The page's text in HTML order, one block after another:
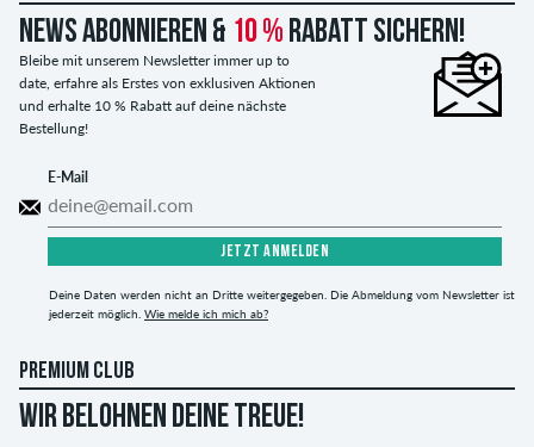
News abonnieren & 10 % Rabatt sichern!
Bleibe mit unserem Newsletter immer up to
date, erfahre als Erstes von exklusiven Aktionen
und erhalte 10 % Rabatt auf deine nächste
Bestellung!
E-Mail
JETZT ANMELDEN
Deine Daten werden nicht an Dritte weitergegeben. Die Abmeldung vom Newsletter ist
jederzeit möglich. Wie melde ich mich ab?
PREMIUM CLUB
WIR BELOHNEN DEINE TREUE!